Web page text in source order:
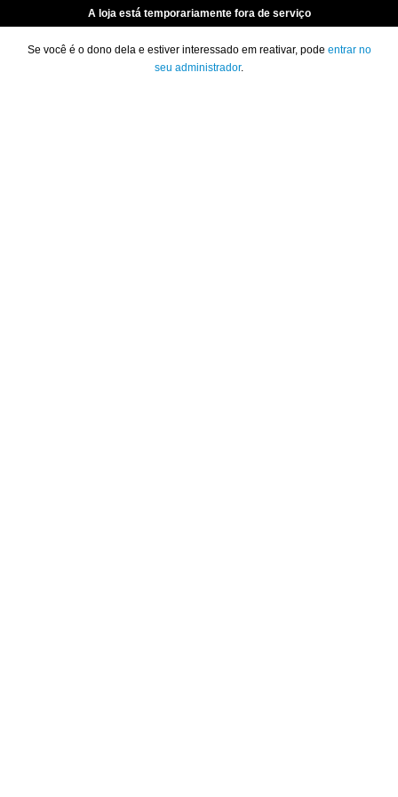
A loja está temporariamente fora de serviço
Se você é o dono dela e estiver interessado em reativar, pode entrar no
seu administrador.